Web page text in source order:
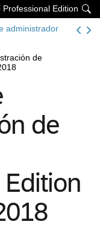

Edition
administrador
de
de